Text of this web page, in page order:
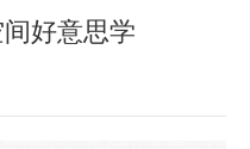
好意思学